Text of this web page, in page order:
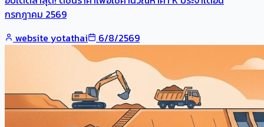
กรกฎาคม 2569
website yotathai
6/8/2569